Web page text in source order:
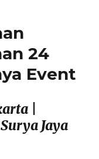
24
Event
|
Jaya